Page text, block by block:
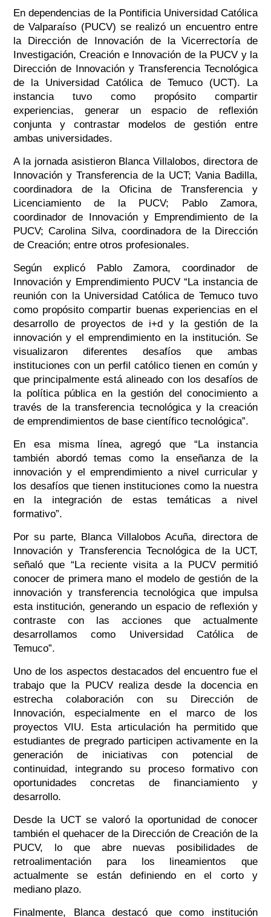
En dependencias de la Pontificia Universidad Católica
de Valparaíso (PUCV) se realizó un encuentro entre
la Dirección de Innovación de la Vicerrectoría de
Investigación, Creación e Innovación de la PUCV y la
Dirección de Innovación y Transferencia Tecnológica
de la Universidad Católica de Temuco (UCT). La
instancia tuvo como propósito compartir
experiencias, generar un espacio de reflexión
conjunta y contrastar modelos de gestión entre
ambas universidades.
A la jornada asistieron Blanca Villalobos, directora de
Innovación y Transferencia de la UCT; Vania Badilla,
coordinadora de la Oficina de Transferencia y
Licenciamiento de la PUCV; Pablo Zamora,
coordinador de Innovación y Emprendimiento de la
PUCV; Carolina Silva, coordinadora de la Dirección
de Creación; entre otros profesionales.
Según explicó Pablo Zamora, coordinador de
Innovación y Emprendimiento PUCV “La instancia de
reunión con la Universidad Católica de Temuco tuvo
como propósito compartir buenas experiencias en el
desarrollo de proyectos de i+d y la gestión de la
innovación y el emprendimiento en la institución. Se
visualizaron diferentes desafíos que ambas
instituciones con un perfil católico tienen en común y
que principalmente está alineado con los desafíos de
la política pública en la gestión del conocimiento a
través de la transferencia tecnológica y la creación
de emprendimientos de base científico tecnológica”.
En esa misma línea, agregó que“La instancia
también abordó temas como la enseñanza de la
innovación y el emprendimiento a nivel curricular y
los desafíos que tienen instituciones como la nuestra
en la integración de estas temáticas a nivel
formativo”.
Por su parte, Blanca Villalobos Acuña, directora de
Innovación y Transferencia Tecnológica de la UCT,
señaló que “La reciente visita a la PUCV permitió
conocer de primera mano el modelo de gestión de la
innovación y transferencia tecnológica que impulsa
esta institución, generando un espacio de reflexión y
contraste con las acciones que actualmente
desarrollamos como Universidad Católica de
Temuco”.
Uno de los aspectos destacados del encuentro fue el
trabajo que la PUCV realiza desde la docencia en
estrecha colaboración con su Dirección de
Innovación, especialmente en el marco de los
proyectos VIU. Esta articulación ha permitido que
estudiantes de pregrado participen activamente en la
generación de iniciativas con potencial de
continuidad, integrando su proceso formativo con
oportunidades concretas de financiamiento y
desarrollo.
Desde la UCT se valoró la oportunidad de conocer
también el quehacer de la Dirección de Creación de la
PUCV, lo que abre nuevas posibilidades de
retroalimentación para los lineamientos que
actualmente se están definiendo en el corto y
mediano plazo.
Finalmente, Blanca destacó que como institución